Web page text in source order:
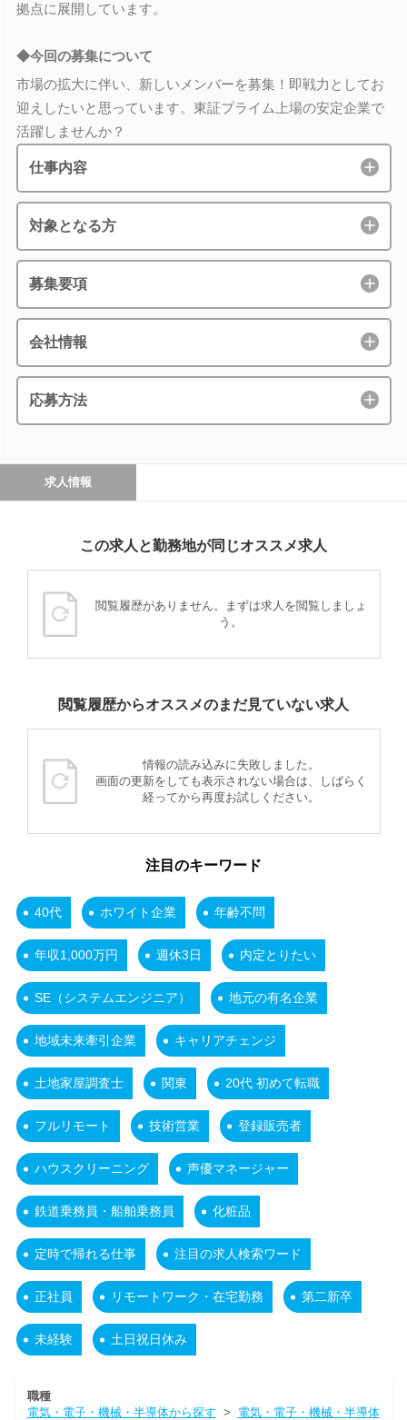
拠点に展開しています。
◆今回の募集について
市場の拡大に伴い、新しいメンバーを募集！即戦力としてお
迎えしたいと思っています。東証プライム上場の安定企業で
活躍しませんか？
仕事内容
対象となる方
募集要項
会社情報
応募方法
求人情報
この求人と勤務地が同じオススメ求人
閲覧履歴がありません。まずは求人を閲覧しましょ
う。
閲覧履歴からオススメのまだ見ていない求人
情報の読み込みに失敗しました。
画面の更新をしても表示されない場合は、しばらく
経ってから再度お試しください。
注目のキーワード
40代 ホワイト企業 年齢不問
年収1,000万円 週休3日 内定とりたい
SE（システムエンジニア） 地元の有名企業
地域未来牽引企業 キャリアチェンジ
土地家屋調査士 関東 20代 初めて転職
フルリモート 技術営業 登録販売者
ハウスクリーニング 声優マネージャー
鉄道乗務員・船舶乗務員 化粧品
定時で帰れる仕事 注目の求人検索ワード
正社員 リモートワーク・在宅勤務 第二新卒
未経験 土日祝日休み
職種
電気・電子・機械・半導体から探す > 電気・電子・機械・半導体